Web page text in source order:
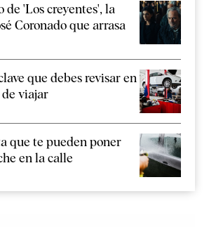
de 'Los creyentes', la
Coronado que arrasa
que debes revisar en
de viajar
que te pueden poner
en la calle